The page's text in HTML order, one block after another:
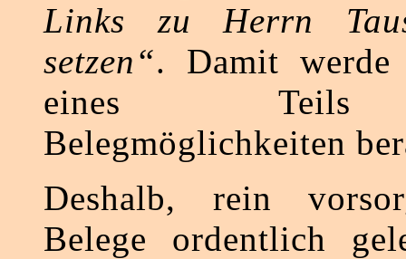
Links zu Herrn
setzen“. Damit
eines Teils
Belegmöglichkeiten
Deshalb, rein
Belege ordentlich